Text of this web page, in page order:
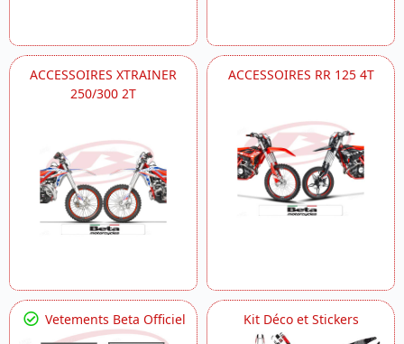
ACCESSOIRES XTRAINER
250/300 2T
ACCESSOIRES RR 125 4T
Vetements Beta Officiel Kit Déco et Stickers